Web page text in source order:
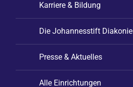
Karriere & Bildung
Die Johannesstift Diakonie
Presse & Aktuelles
Alle Einrichtungen